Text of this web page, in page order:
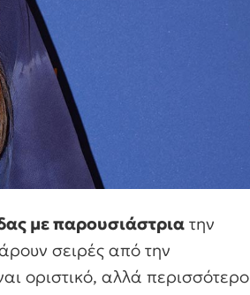
με παρουσιάστρια την
σειρές από την
οριστικό, αλλά περισσότερο